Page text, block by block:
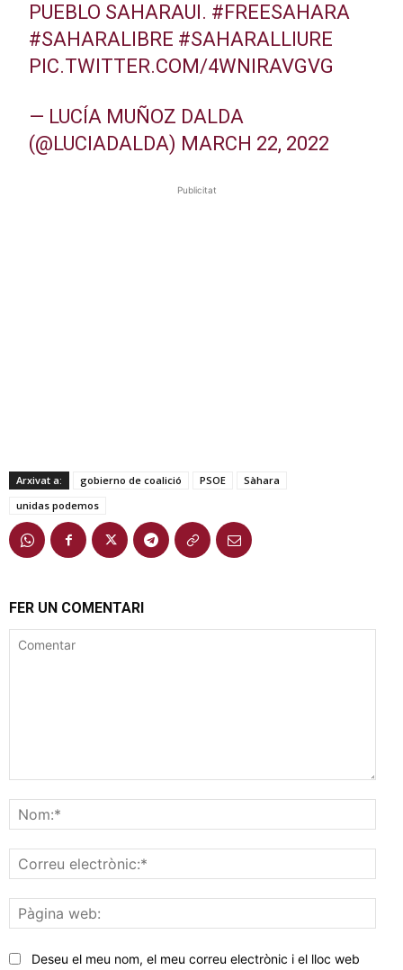
PUEBLO SAHARAUI. #FREESAHARA
#SAHARALIBRE #SAHARALLIURE
PIC.TWITTER.COM/4WNIRAVGVG
— LUCÍA MUÑOZ DALDA
(@LUCIADALDA) MARCH 22, 2022
Publicitat
Arxivat a: gobierno de coalició PSOE
Sàhara
unidas podemos
FER UN COMENTARI
web:
Deseu el meu nom, el meu correu electrònic i el lloc web